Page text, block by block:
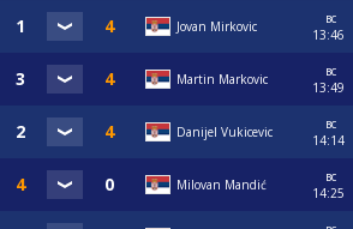
Jovan Mirkovic
вс
13:46
Martin Markovic
вс
13:49
Danijel Vukicevic
вс
14:14
Milovan Mandić
вс
14:25